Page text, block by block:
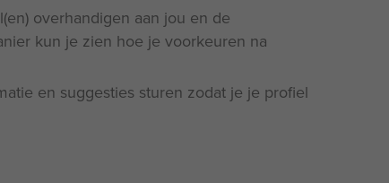
overhandigen aan jou en de
kun je zien hoe je voorkeuren na
en suggesties sturen zodat je je profiel